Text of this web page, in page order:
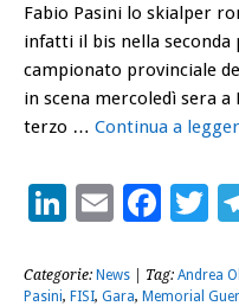
Fabio Pasini lo skialper
infatti il bis nella seconda
campionato provinciale
in scena mercoledì sera
terzo … Continua a
LinkedIn
Email
Categorie: News | Tag: Andrea
Pasini, FISI, Gara, Memorial